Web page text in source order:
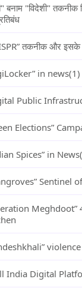
बनाम "विदेशी"
तकनीक और इसके
in news(1)
Public
Elections”
Spices” in News
Sentinel
Meghdoot”
India Digital